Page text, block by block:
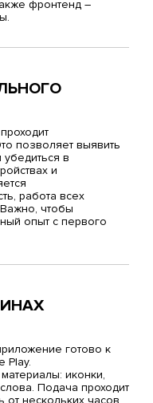
фронтенд –
позволяет выявить
в
и
работа всех
чтобы
опыт с первого
готово к
Play.
иконки,
Подача проходит